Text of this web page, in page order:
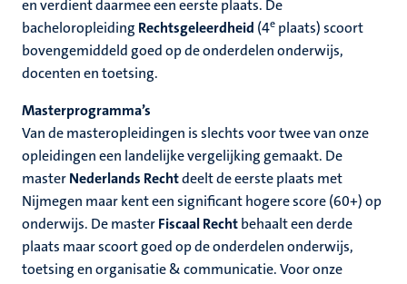
en verdient daarmee een eerste plaats. De
bacheloropleiding Rechtsgeleerdheid (4e plaats) scoort
bovengemiddeld goed op de onderdelen onderwijs,
docenten en toetsing.
Masterprogramma’s
Van de masteropleidingen is slechts voor twee van onze
opleidingen een landelijke vergelijking gemaakt. De
masterNederlands Rechtdeelt de eerste plaats met
Nijmegen maar kent een significant hogere score (60+) op
onderwijs. De masterFiscaal Rechtbehaalt een derde
plaats maar scoort goed op de onderdelen onderwijs,
toetsing en organisatie & communicatie. Voor onze